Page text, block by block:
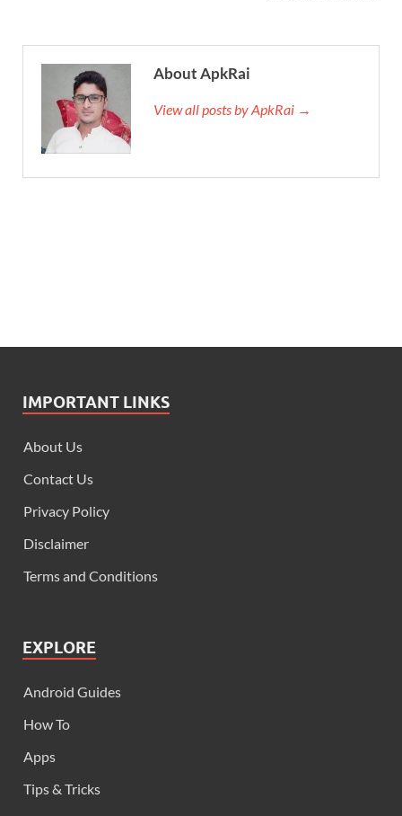
About ApkRai
View all posts by ApkRai →
IMPORTANT LINKS
About Us
Contact Us
Privacy Policy
Disclaimer
Terms and Conditions
EXPLORE
Android Guides
How To
Apps
Tips & Tricks